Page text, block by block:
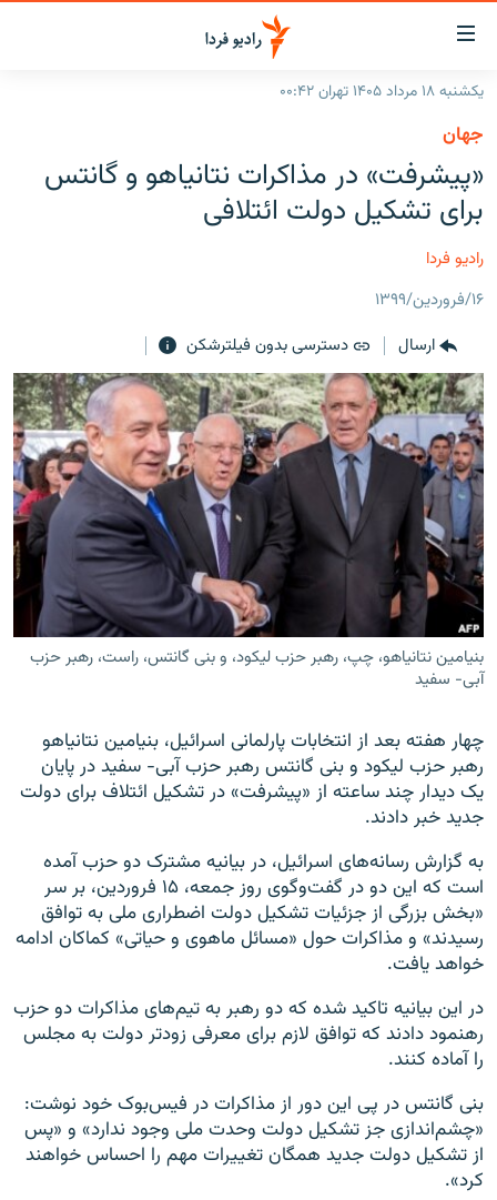
لینک‌های
قابلیت
دسترسی
بازگشت
منوی
اصلی
رفتن
به
صفحه
جهان
فرکانس‌ها
پادکست
چندرسانه‌ای
گزارش‌های تصویری
گزارش‌های ویدئویی
زنان فردا
English
به ما بپیوندید
زبان‌های دیگر
یکشنبه ۱۸ مرداد ۱۴۰۵ تهران ۰۰:۴۲
جهان
«پیشرفت» در مذاکرات نتانیاهو و گانتس
برای تشکیل دولت ائتلافی
رادیو فردا
۱۶/فروردین/۱۳۹۹
ارسال
دسترسی بدون فیلترشکن
بنیامین نتانیاهو، چپ، رهبر حزب لیکود، و بنی گانتس، راست، رهبر حزب
آبی- سفید
چهار هفته بعد از انتخابات پارلمانی اسرائیل، بنیامین نتانیاهو
رهبر حزب لیکود و بنی گانتس رهبر حزب آبی- سفید در پایان
یک دیدار چند ساعته از «پیشرفت» در تشکیل ائتلاف برای دولت
جدید خبر دادند.
به گزارش رسانه‌های اسرائیل، در بیانیه مشترک دو حزب آمده
است که این ‌دو در گفت‌وگوی روز جمعه، ۱۵ فروردین، بر سر
«بخش بزرگی از جزئیات تشکیل دولت اضطراری ملی به توافق
رسیدند» و مذاکرات حول «مسائل ماهوی و حیاتی» کماکان ادامه
خواهد یافت.
در این بیانیه تاکید شده که دو رهبر به تیم‌های مذاکرات دو حزب
رهنمود دادند که توافق لازم برای معرفی زودتر دولت به مجلس
را آماده کنند.
بنی گانتس در پی این دور از مذاکرات در فیس‌بوک خود نوشت:
«چشم‌اندازی جز تشکیل دولت وحدت ملی وجود ندارد» و «پس
از تشکیل دولت جدید همگان تغییرات مهم را احساس خواهند
کرد».